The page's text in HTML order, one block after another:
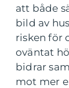
att både
bild av
risken för
oväntat
bidrar
mot mer